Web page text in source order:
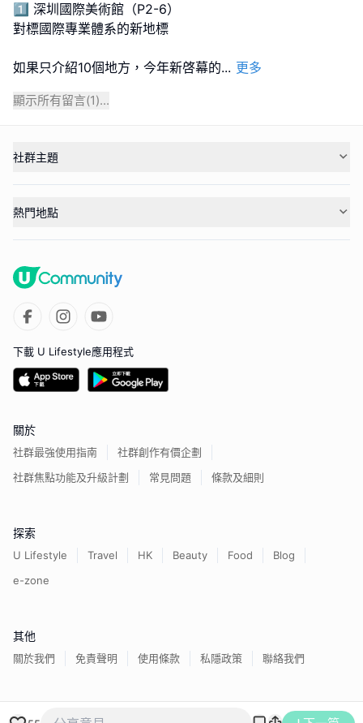
1️⃣ 深圳國際美術館（P2-6）
對標國際專業體系的新地標
如果只介紹10個地方，今年新啓幕的... 更多
顯示所有留言(1)...
社群主題
熱門地點
下載 U Lifestyle應用程式
關於
社群最強使用指南
社群創作有價企劃
社群焦點功能及升級計劃
常見問題 條款及細則
探索
U Lifestyle Travel HK Beauty Food
Blog
e-zone
其他
關於我們 免責聲明 使用條款 私隱政策 聯絡我們